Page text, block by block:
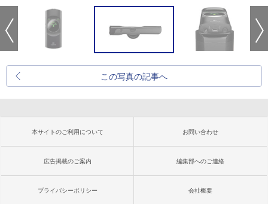
この写真の記事へ
本サイトのご利用について お問い合わせ
広告掲載のご案内 編集部へのご連絡
プライバシーポリシー 会社概要